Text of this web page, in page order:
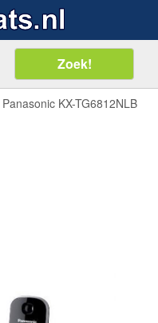
Panasonic KX-TG6812NLB